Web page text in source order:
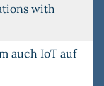
with
auch IoT auf